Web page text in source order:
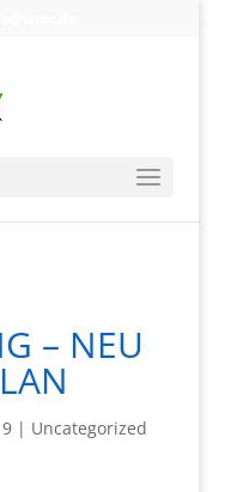
– NEU
| Uncategorized